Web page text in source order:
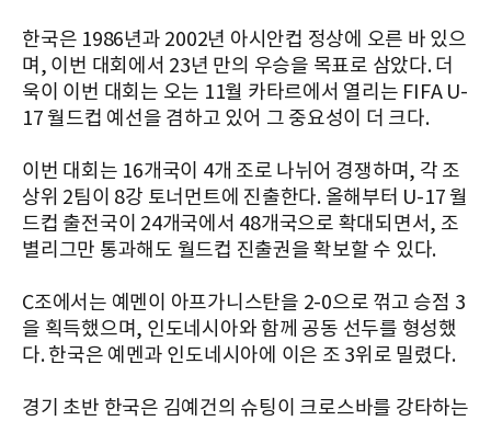
한국은 1986년과 2002년 아시안컵 정상에 오른 바 있으
며, 이번 대회에서 23년 만의 우승을 목표로 삼았다. 더
욱이 이번 대회는 오는 11월 카타르에서 열리는 FIFA U-
17 월드컵 예선을 겸하고 있어 그 중요성이 더 크다.
이번 대회는 16개국이 4개 조로 나뉘어 경쟁하며, 각 조
상위 2팀이 8강 토너먼트에 진출한다. 올해부터 U-17 월
드컵 출전국이 24개국에서 48개국으로 확대되면서, 조
별리그만 통과해도 월드컵 진출권을 확보할 수 있다.
C조에서는 예멘이 아프가니스탄을 2-0으로 꺾고 승점 3
을 획득했으며, 인도네시아와 함께 공동 선두를 형성했
다. 한국은 예멘과 인도네시아에 이은 조 3위로 밀렸다.
경기 초반 한국은 김예건의 슈팅이 크로스바를 강타하는